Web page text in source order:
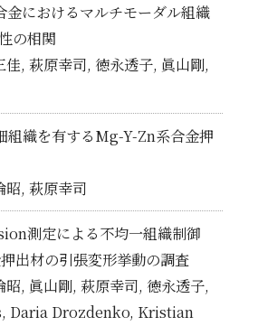
におけるマルチモーダル組織
の相関
佳, 萩原幸司, 徳永透子, 眞山剛,
織を有するMg-Y-Zn系合金押
昭, 萩原幸司
測定による不均一組織制御
出材の引張変形挙動の調査
昭, 眞山剛, 萩原幸司, 徳永透子,
Daria Drozdenko, Kristian